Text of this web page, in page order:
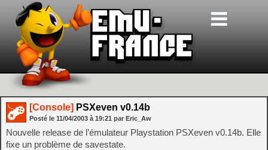
[Console] PSXeven v0.14b
Posté le 11/04/2003 à 19:21 par Eric_Aw
Nouvelle release de l’émulateur Playstation PSXeven v0.14b. Elle
fixe un problème de savestate.